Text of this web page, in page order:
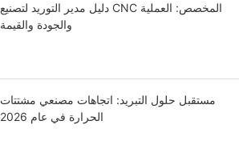
دليل مدير التوريد لتصنيع CNC المخصص: العملية
والجودة والقيمة
مستقبل حلول التبريد: اتجاهات مصنعي مشتتات
الحرارة في عام 2026